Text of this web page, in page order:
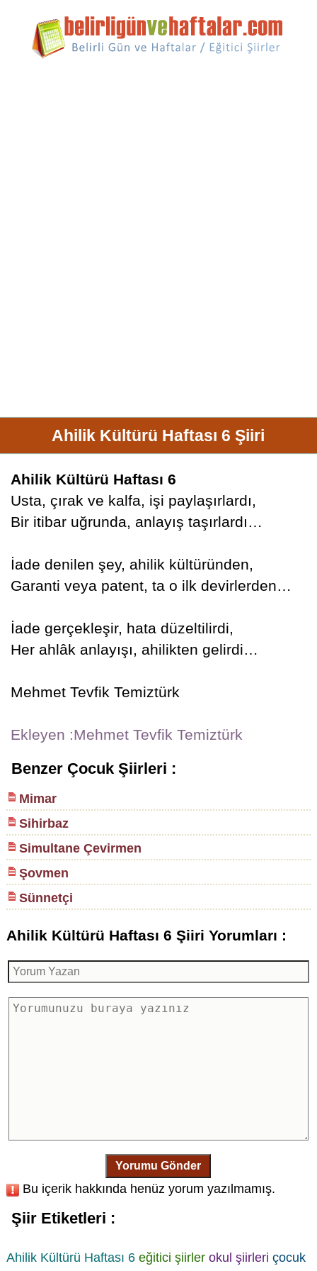
Ahilik Kültürü Haftası 6 Şiiri
Ahilik Kültürü Haftası 6
Usta, çırak ve kalfa, işi paylaşırlardı,
Bir itibar uğrunda, anlayış taşırlardı…
İade denilen şey, ahilik kültüründen,
Garanti veya patent, ta o ilk devirlerden…
İade gerçekleşir, hata düzeltilirdi,
Her ahlâk anlayışı, ahilikten gelirdi…
Mehmet Tevfik Temiztürk
Ekleyen :Mehmet Tevfik Temiztürk
Benzer Çocuk Şiirleri :
Mimar
Sihirbaz
Simultane Çevirmen
Şovmen
Sünnetçi
Ahilik Kültürü Haftası 6 Şiiri Yorumları :
Yorumu Gönder
Bu içerik hakkında henüz yorum yazılmamış.
Şiir Etiketleri :
Ahilik Kültürü Haftası 6 eğitici şiirler okul şiirleri çocuk